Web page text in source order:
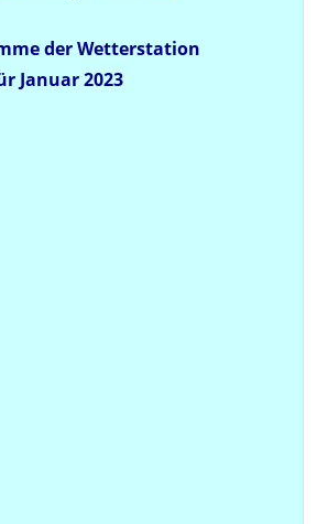
der Wetterstation
Januar 2023